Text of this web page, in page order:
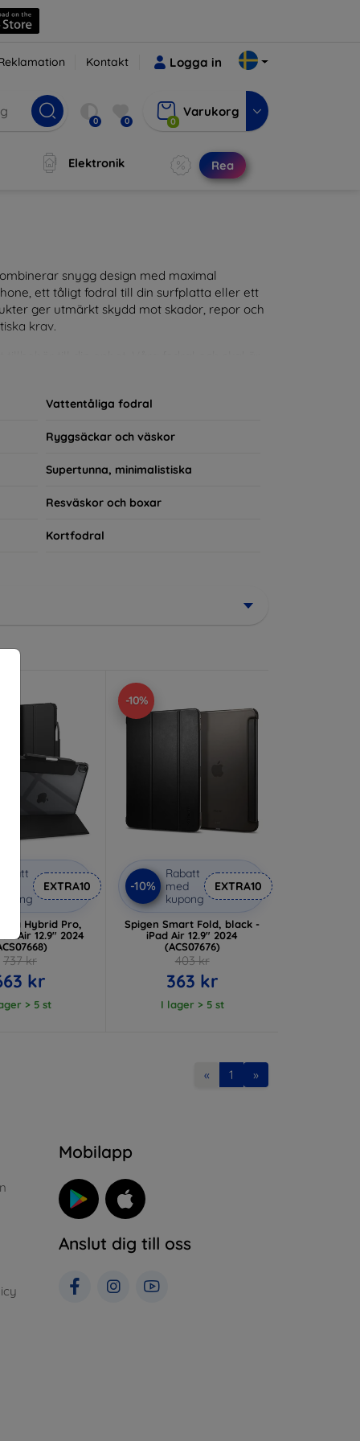
Kontakt Logga in
0 0 0
Varukorg
Elektronik Rea
snygg design med maximal
ett tåligt fodral till din surfplatta eller ett
ger utmärkt skydd mot skador, repor och
krav.
del av din vardagsoutfit. För teknikälskare
Vattentåliga fodral
Ryggsäckar och väskor
Supertunna, minimalistiska
Resväskor och boxar
Kortfodral
Rabatt
kupong
EXTRA10
Hybrid Pro,
Air 12.9" 2024
737 kr
kr
> 5 st
-10%
-10%
Rabatt
med
kupong
EXTRA10
Spigen Smart Fold, black -
iPad Air 12.9" 2024
(ACS07676)
403 kr
363 kr
I lager > 5 st
« 1 »
Mobilapp
Anslut dig till oss